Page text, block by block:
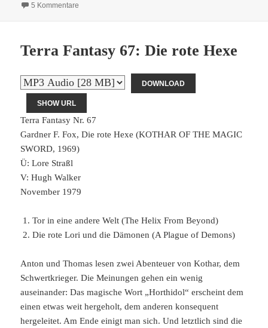
5 Kommentare
Terra Fantasy 67: Die rote Hexe
DOWNLOAD
SHOW URL
Terra Fantasy Nr. 67
Gardner F. Fox, Die rote Hexe (KOTHAR OF THE MAGIC
SWORD, 1969)
Ü: Lore Straßl
V: Hugh Walker
November 1979
Tor in eine andere Welt (The Helix From Beyond)
Die rote Lori und die Dämonen (A Plague of Demons)
Anton und Thomas lesen zwei Abenteuer von Kothar, dem
Schwertkrieger. Die Meinungen gehen ein wenig
auseinander: Das magische Wort „Horthidol“ erscheint dem
einen etwas weit hergeholt, dem anderen konsequent
hergeleitet. Am Ende einigt man sich. Und letztlich sind die